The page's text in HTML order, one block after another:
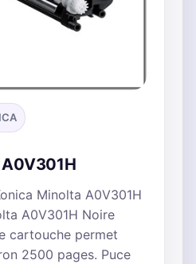
Minolta A0V301H
A0V301H Noire
cartouche permet
2500 pages. Puce